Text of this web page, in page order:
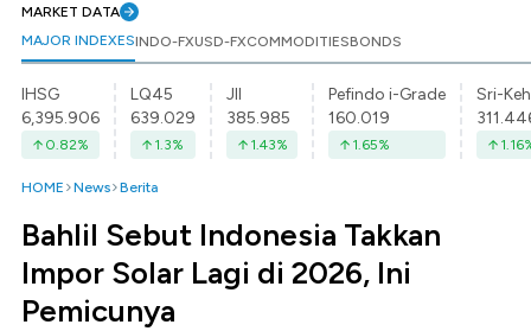
MARKET DATA
MAJOR INDEXESINDO-FXUSD-FXCOMMODITIESBONDS
IHSG
6,395.906
0.82%
LQ45
639.029
1.3%
JII
385.985
1.43%
Pefindo i-Grade
160.019
1.65%
Sri-
1.16
HOME News Berita
Bahlil Sebut Indonesia Takkan
Impor Solar Lagi di 2026, Ini
Pemicunya